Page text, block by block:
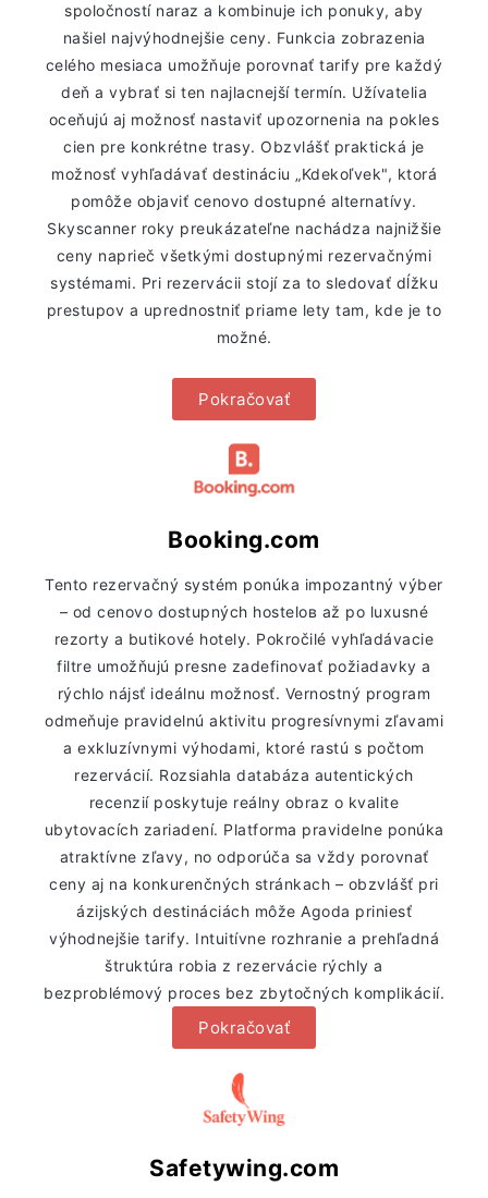
spoločností naraz a kombinuje ich ponuky, aby
našiel najvýhodnejšie ceny. Funkcia zobrazenia
celého mesiaca umožňuje porovnať tarify pre každý
deň a vybrať si ten najlacnejší termín. Užívatelia
oceňujú aj možnosť nastaviť upozornenia na pokles
cien pre konkrétne trasy. Obzvlášť praktická je
možnosť vyhľadávať destináciu „Kdekoľvek", ktorá
pomôže objaviť cenovo dostupné alternatívy.
Skyscanner roky preukázateľne nachádza najnižšie
ceny naprieč všetkými dostupnými rezervačnými
systémami. Pri rezervácii stojí za to sledovať dĺžku
prestupov a uprednostniť priame lety tam, kde je to
možné.
Pokračovať
Booking.com
Tento rezervačný systém ponúka impozantný výber
– od cenovo dostupných hostelов až po luxusné
rezorty a butikové hotely. Pokročilé vyhľadávacie
filtre umožňujú presne zadefinovať požiadavky a
rýchlo nájsť ideálnu možnosť. Vernostný program
odmeňuje pravidelnú aktivitu progresívnymi zľavami
a exkluzívnymi výhodami, ktoré rastú s počtom
rezervácií. Rozsiahla databáza autentických
recenzií poskytuje reálny obraz o kvalite
ubytovacích zariadení. Platforma pravidelne ponúka
atraktívne zľavy, no odporúča sa vždy porovnať
ceny aj na konkurenčných stránkach – obzvlášť pri
ázijských destináciách môže Agoda priniesť
výhodnejšie tarify. Intuitívne rozhranie a prehľadná
štruktúra robia z rezervácie rýchly a
bezproblémový proces bez zbytočných komplikácií.
Pokračovať
Safetywing.com